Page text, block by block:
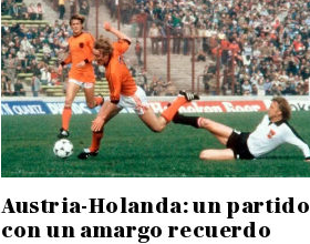
Austria-Holanda: un partido
con un amargo recuerdo